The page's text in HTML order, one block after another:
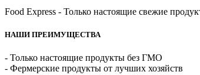
Food Express - Только настоящие свежие
НАШИ ПРЕИМУЩЕСТВА
- Только настоящие продукты без ГМО
- Фермерские продукты от лучших хозяйств